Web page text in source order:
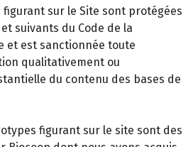
figurant sur le Site sont protégées
suivants du Code de la
et est sanctionnée toute
qualitativement ou
du contenu des bases de
figurant sur le site sont des